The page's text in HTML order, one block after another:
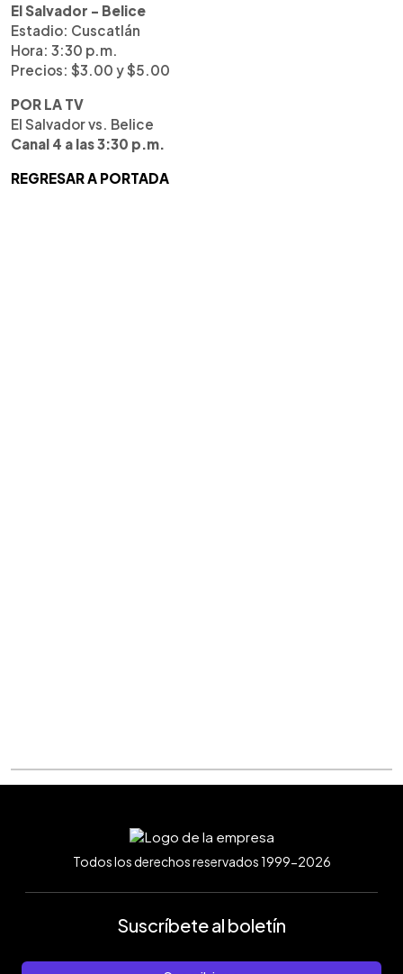
El Salvador - Belice
Estadio: Cuscatlán
Hora: 3:30 p.m.
Precios: $3.00 y $5.00
POR LA TV
El Salvador vs. Belice
Canal 4 a las 3:30 p.m.
REGRESAR A PORTADA
Todos los derechos reservados 1999-2026
Suscríbete al boletín